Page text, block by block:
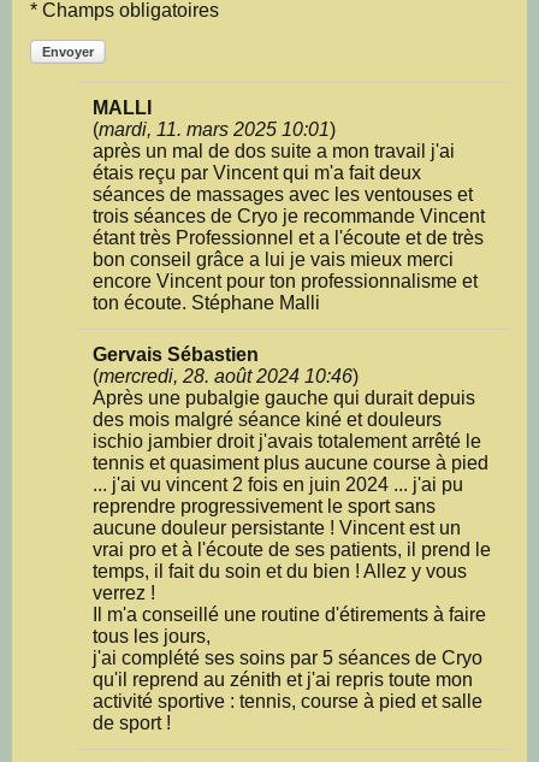
* Champs obligatoires
Envoyer
MALLI
(mardi, 11. mars 2025 10:01)
après un mal de dos suite a mon travail j'ai
étais reçu par Vincent qui m'a fait deux
séances de massages avec les ventouses et
trois séances de Cryo je recommande Vincent
étant très Professionnel et a l'écoute et de très
bon conseil grâce a lui je vais mieux merci
encore Vincent pour ton professionnalisme et
ton écoute. Stéphane Malli
Gervais Sébastien
(mercredi, 28. août 2024 10:46)
Après une pubalgie gauche qui durait depuis
des mois malgré séance kiné et douleurs
ischio jambier droit j'avais totalement arrêté le
tennis et quasiment plus aucune course à pied
... j'ai vu vincent 2 fois en juin 2024 ... j'ai pu
reprendre progressivement le sport sans
aucune douleur persistante ! Vincent est un
vrai pro et à l'écoute de ses patients, il prend le
temps, il fait du soin et du bien ! Allez y vous
verrez !
Il m'a conseillé une routine d'étirements à faire
tous les jours,
j'ai complété ses soins par 5 séances de Cryo
qu'il reprend au zénith et j'ai repris toute mon
activité sportive : tennis, course à pied et salle
de sport !